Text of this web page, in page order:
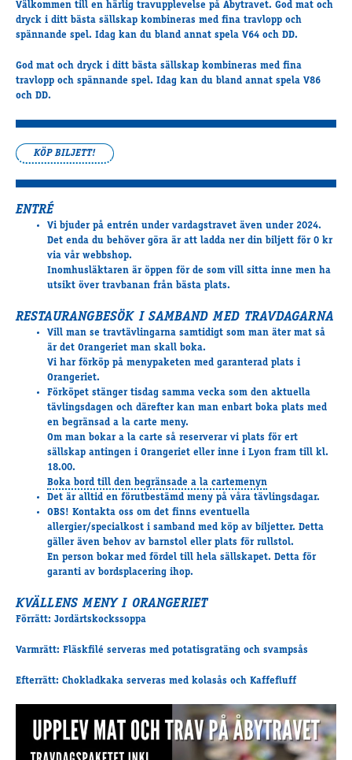
Travkonferens
Exponering & värdskap
Tävlingsserier
Träning och provlopp
Aktiva
Månadens hästägare 2026
Månadens B-tränare 2026
Euro Classic Trot
Andelshästar
Supertorsdag för företag
Supertorsdag
Ponnytravtävlingar
Ridsport
Om travskolan
Samarbetspartners
Kursutbud och Aktiviteter
Ungdoms­stipendium
Ledningsgrupp
Kontakt
Styrelsen
Intresseföreningar
Press
Välkommen till en härlig travupplevelse på Åbytravet. God mat och
dryck i ditt bästa sällskap kombineras med fina travlopp och
spännande spel. Idag kan du bland annat spela V64 och DD.
God mat och dryck i ditt bästa sällskap kombineras med fina
travlopp och spännande spel. Idag kan du bland annat spela V86
och DD.
KÖP BILJETT!
ENTRÉ
Vi bjuder på entrén under vardagstravet även under 2024.
Det enda du behöver göra är att ladda ner din biljett för 0 kr
via vår webbshop.
Inomhusläktaren är öppen för de som vill sitta inne men ha
utsikt över travbanan från bästa plats.
RESTAURANGBESÖK I SAMBAND MED TRAVDAGARNA
Vill man se travtävlingarna samtidigt som man äter mat så
är det Orangeriet man skall boka.
Vi har förköp på menypaketen med garanterad plats i
Orangeriet.
Förköpet stänger tisdag samma vecka som den aktuella
tävlingsdagen och därefter kan man enbart boka plats med
en begränsad a la carte meny.
Om man bokar a la carte så reserverar vi plats för ert
sällskap antingen i Orangeriet eller inne i Lyon fram till kl.
18.00.
Boka bord till den begränsade a la cartemenyn
Det är alltid en förutbestämd meny på våra tävlingsdagar.
OBS! Kontakta oss om det finns eventuella
allergier/specialkost i samband med köp av biljetter. Detta
gäller även behov av barnstol eller plats för rullstol.
En person bokar med fördel till hela sällskapet. Detta för
garanti av bordsplacering ihop.
KVÄLLENS MENY I ORANGERIET
Förrätt: Jordärtskockssoppa
Varmrätt: Fläskfilé serveras med potatisgratäng och svampsås
Efterrätt: Chokladkaka serveras med kolasås och Kaffefluff